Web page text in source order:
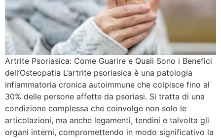
Artrite Psoriasica: Come Guarire e Quali Sono i Benefici
dell’Osteopatia L’artrite psoriasica è una patologia
infiammatoria cronica autoimmune che colpisce fino al
30% delle persone affette da psoriasi. Si tratta di una
condizione complessa che coinvolge non solo le
articolazioni, ma anche legamenti, tendini e talvolta gli
organi interni, compromettendo in modo significativo la